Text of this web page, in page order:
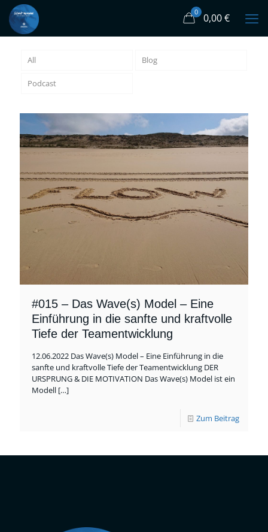
0 0,00 €
All Blog
Podcast
#015 – Das Wave(s) Model – Eine
Einführung in die sanfte und kraftvolle
Tiefe der Teamentwicklung
12.06.2022 Das Wave(s) Model – Eine Einführung in die
sanfte und kraftvolle Tiefe der Teamentwicklung DER
URSPRUNG & DIE MOTIVATION Das Wave(s) Model ist ein
Modell […]
Zum Beitrag